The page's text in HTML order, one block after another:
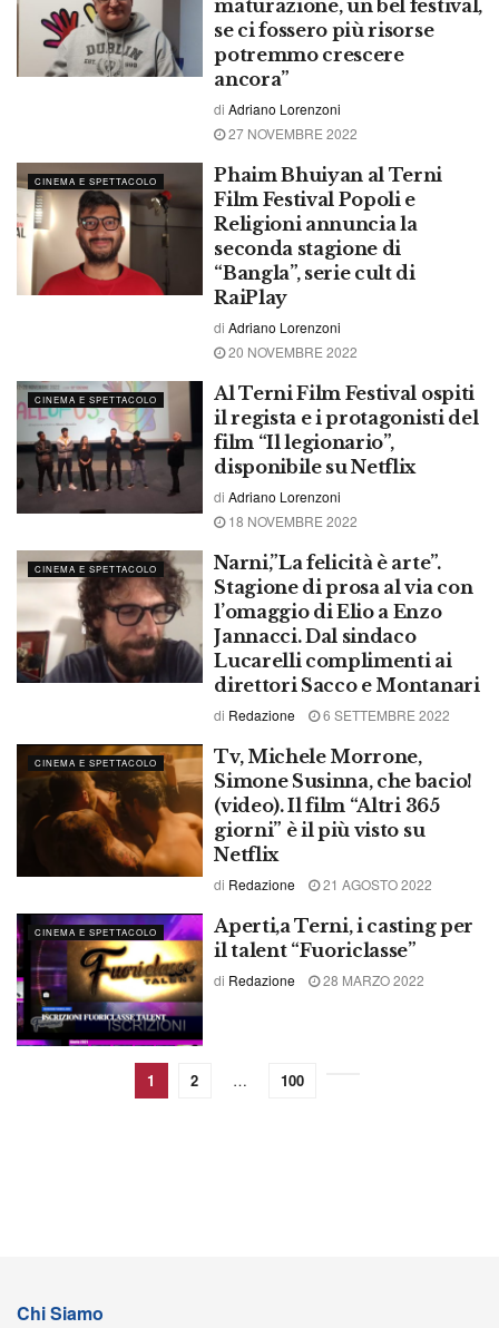
maturazione, un bel festival,
se ci fossero più risorse
potremmo crescere
ancora”
di Adriano Lorenzoni
27 NOVEMBRE 2022
CINEMA E SPETTACOLO
Phaim Bhuiyan al Terni
Film Festival Popoli e
Religioni annuncia la
seconda stagione di
“Bangla”, serie cult di
RaiPlay
di Adriano Lorenzoni
20 NOVEMBRE 2022
CINEMA E SPETTACOLO
Al Terni Film Festival ospiti
il regista e i protagonisti del
film “Il legionario”,
disponibile su Netflix
di Adriano Lorenzoni
18 NOVEMBRE 2022
CINEMA E SPETTACOLO
Narni,”La felicità è arte”.
Stagione di prosa al via con
l’omaggio di Elio a Enzo
Jannacci. Dal sindaco
Lucarelli complimenti ai
direttori Sacco e Montanari
di Redazione 6 SETTEMBRE 2022
CINEMA E SPETTACOLO
Tv, Michele Morrone,
Simone Susinna, che bacio!
(video). Il film “Altri 365
giorni” è il più visto su
Netflix
di Redazione 21 AGOSTO 2022
CINEMA E SPETTACOLO
Aperti,a Terni, i casting per
il talent “Fuoriclasse”
di Redazione 28 MARZO 2022
1 2 … 100
Chi Siamo